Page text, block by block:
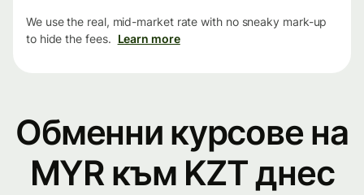
We use the real, mid-market rate with no sneaky mark-up
to hide the fees. Learn more
Обменни курсове на
MYR към KZT днес